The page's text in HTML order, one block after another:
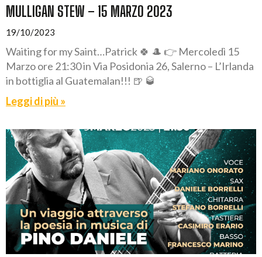
MULLIGAN STEW – 15 MARZO 2023
19/10/2023
Waiting for my Saint…Patrick 🍀 🎩 👉 Mercoledì 15
Marzo ore 21:30 in Via Posidonia 26, Salerno – L’Irlanda
in bottiglia al Guatemalan!!! 🍺 🥃
Leggi di più »